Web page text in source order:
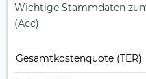
Wichtige Stammdaten
(Acc)
Gesamt­kosten­quote (TER)